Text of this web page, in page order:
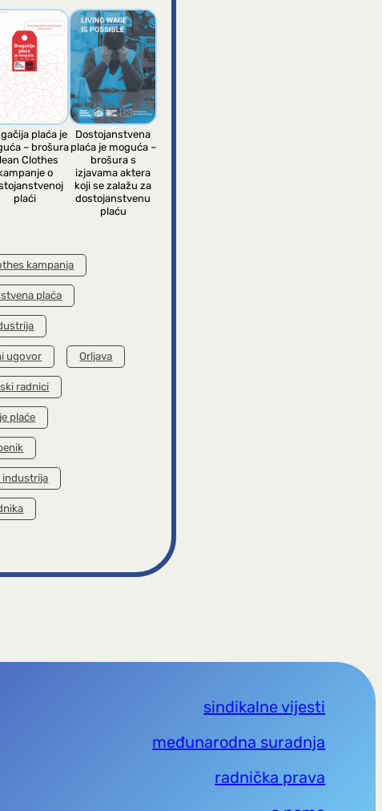
plaća je
– brošura
Clothes
o
plaći
Dostojanstvena
plaća je moguća –
brošura s
izjavama aktera
koji se zalažu za
dostojanstvenu
plaću
kampanja
plaća
ugovor Orljava
radnici
plaće
industrija
sindikalne vijesti
međunarodna suradnja
radnička prava